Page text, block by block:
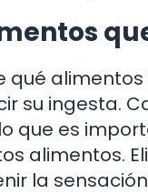
qué
su ingesta.
que es
alimentos.
la